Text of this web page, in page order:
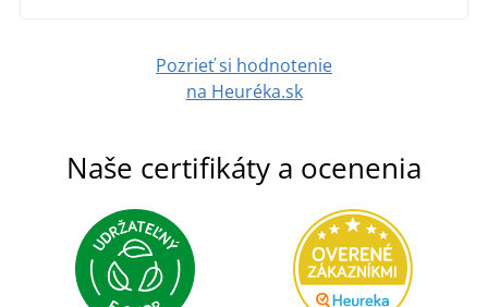
Pozrieť si hodnotenie
na Heuréka.sk
Naše certifikáty a ocenenia